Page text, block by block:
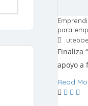
para
Finaliza
apoyo a
Read